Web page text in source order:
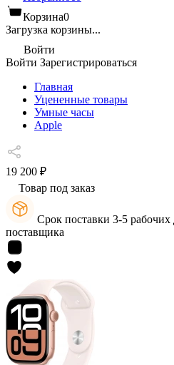
Корзина0
Загрузка корзины...
Войти
Войти Зарегистрироваться
Главная
Уцененные товары
Умные часы
Apple
19 200 ₽
Товар под заказ
Срок поставки 3-5
поставщика